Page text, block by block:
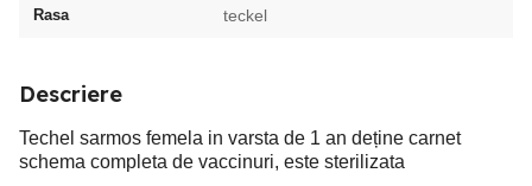
Rasa teckel
Descriere
Techel sarmos femela in varsta de 1 an deține carnet
schema completa de vaccinuri, este sterilizata